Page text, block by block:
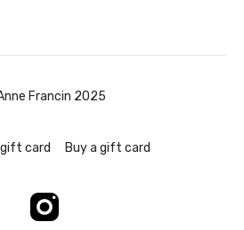
Francin 2025
gift card Buy a gift card